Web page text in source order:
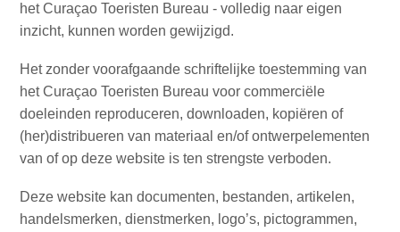
Autoverhuur
Bezienswaardigheden
Diversen
Duik-
en
Duikoperators
Eten
het Curaçao Toeristen Bureau - volledig naar eigen
inzicht, kunnen worden gewijzigd.
Het zonder voorafgaande schriftelijke toestemming van
het Curaçao Toeristen Bureau voor commerciële
doeleinden reproduceren, downloaden, kopiëren of
(her)distribueren van materiaal en/of ontwerpelementen
van of op deze website is ten strengste verboden.
Deze website kan documenten, bestanden, artikelen,
handelsmerken, dienstmerken, logo’s, pictogrammen,